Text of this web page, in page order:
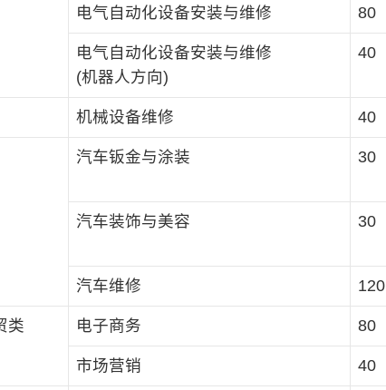
电气自动化设备安装与维修 80
电气自动化设备安装与维修
(机器人方向)
40
机械设备维修 40
汽车钣金与涂装 30
汽车装饰与美容 30
汽车维修 120
类 电子商务 80
市场营销 40